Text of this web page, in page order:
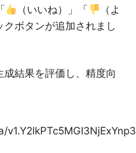
（いいね）」「
（よ
クボタンが追加されまし
結果を評価し、精度向